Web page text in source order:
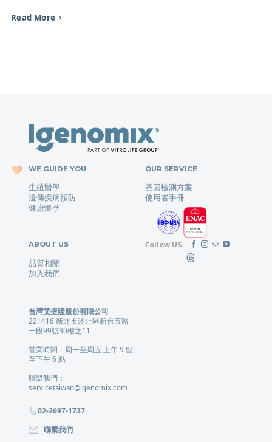
Read More
WE GUIDE YOU
生殖醫學
遺傳疾病預防
健康懷孕
OUR SERVICE
基因檢測方案
使用者手冊
ABOUT US
品質相關
加入我們
Follow US
台灣艾捷隆股份有限公司
221416 新北市汐止區新台五路
一段99號30樓之11
營業時間：周一至周五 上午 9 點
至下午 6 點
聯繫我們：
servicetaiwan@igenomix.com
02-2697-1737
聯繫我們